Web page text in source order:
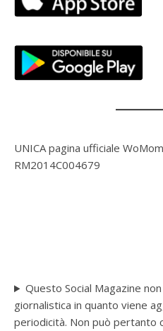
UNICA pagina ufficiale
RM2014C004679
Questo Social Magazine
giornalistica in quanto viene
periodicità. Non può pertanto